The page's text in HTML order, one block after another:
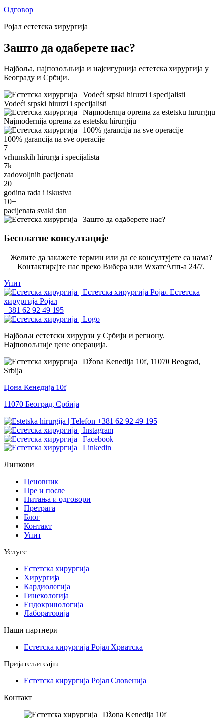
Одговор
Ројал естетска хирургија
Зашто да одаберете нас?
Најбоља, најповољњија и најсигурнија естетска хирургија у
Београду и Србији.
Vodeći srpski hirurzi i specijalisti
Najmodernija oprema za estetsku hirurgiju
100% garancija na sve operacije
7
vrhunskih hirurga i specijalista
7k+
zadovoljnih pacijenata
20
godina rada i iskustva
10+
pacijenata svaki dan
Бесплатне консултације
Желите да закажете термин или да се консултујете са нама?
Контактирајте нас преко Вибера или WхатсАпп-а 24/7.
Упит
+381 62 92 49 195
Најбољи естетски хирурзи у Србији и региону.
Најповољније цене операција.
Џона Кенедија 10f
11070 Београд, Србија
+381 62 92 49 195
Линкови
Ценовник
Пре и после
Питања и одговори
Претрага
Блог
Контакт
Упит
Услуге
Естетска хирургија
Хирургија
Кардиологија
Гинекологија
Ендокринологија
Лабораторија
Наши партнери
Естетска кирургија Ројал Хрватска
Пријатељи сајта
Естетска кирургија Ројал Словенија
Контакт